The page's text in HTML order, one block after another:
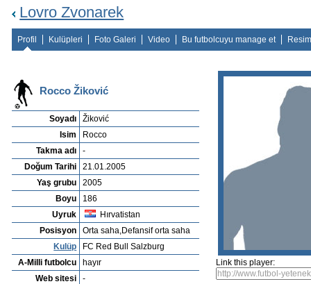
Lovro Zvonarek
Profil Kulüpleri Foto Galeri Video Bu futbolcuyu manage et
Rocco Žiković
Soyadı
Žiković
Isim
Rocco
Takma adı
-
Doğum Tarihi
21.01.2005
Yaş grubu
2005
Boyu
186
Uyruk
Hırvatistan
Posisyon
Orta saha,Defansif orta saha
Kulüp
FC Red Bull Salzburg
A-Milli futbolcu
hayır
Web sitesi
-
Link this player: